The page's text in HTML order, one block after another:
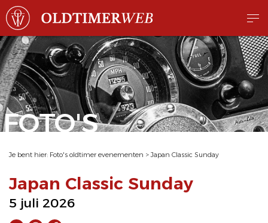
FOTO'S
Je bent hier: Foto's oldtimer evenementen >Japan Classic Sunday
Japan Classic Sunday
5 juli 2026